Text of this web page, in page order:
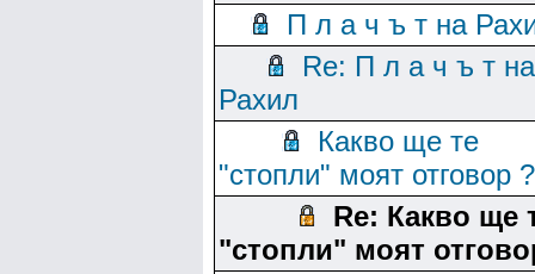
П л а ч ъ т на
Re: П л а ч ъ т на
Рахил
Какво ще те
"стопли" моят отговор ?
Re: Какво ще
"стопли" моят